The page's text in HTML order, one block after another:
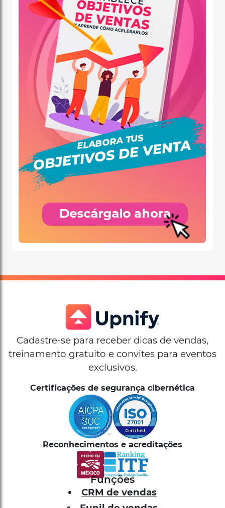
Cadastre-se para receber dicas de vendas,
treinamento gratuito e convites para eventos
exclusivos.
Certificações de segurança cibernética
Reconhecimentos e acreditações
Funções
CRM de vendas